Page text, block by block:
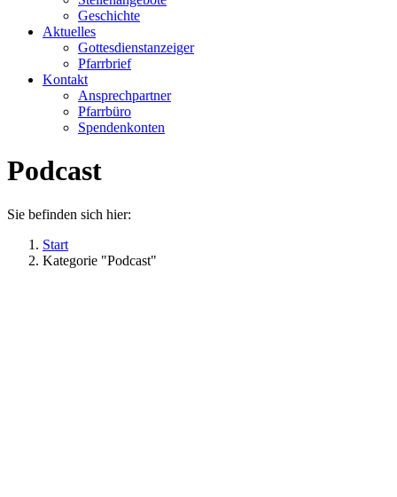
Geschichte
Aktuelles
Gottesdienstanzeiger
Pfarrbrief
Kontakt
Ansprechpartner
Pfarrbüro
Spendenkonten
Podcast
Sie befinden sich hier:
Start
Kategorie "Podcast"